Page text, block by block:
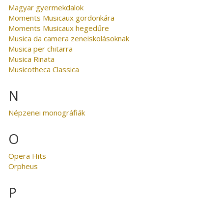
Magyar gyermekdalok
Moments Musicaux gordonkára
Moments Musicaux hegedűre
Musica da camera zeneiskolásoknak
Musica per chitarra
Musica Rinata
Musicotheca Classica
N
Népzenei monográfiák
O
Opera Hits
Orpheus
P